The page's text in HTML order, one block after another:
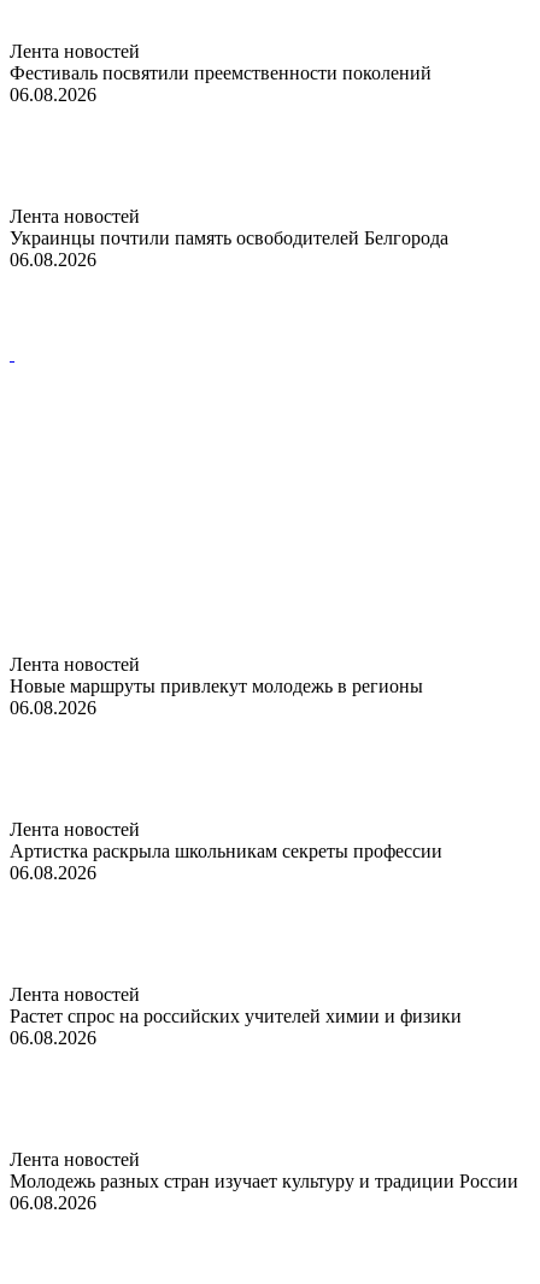
Лента новостей
Фестиваль посвятили преемственности поколений
06.08.2026
Лента новостей
Украинцы почтили память освободителей Белгорода
06.08.2026
Лента новостей
Новые маршруты привлекут молодежь в регионы
06.08.2026
Лента новостей
Артистка раскрыла школьникам секреты профессии
06.08.2026
Лента новостей
Растет спрос на российских учителей химии и физики
06.08.2026
Лента новостей
Молодежь разных стран изучает культуру и традиции России
06.08.2026